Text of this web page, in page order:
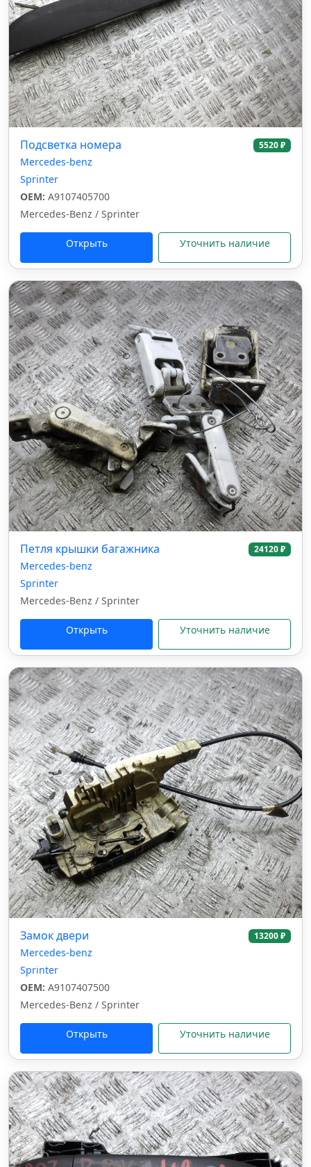
Подсветка номера 5520 ₽
Mercedes-benz
Sprinter
OEM: A9107405700
Mercedes-Benz / Sprinter
Открыть Уточнить наличие
Петля крышки багажника 24120 ₽
Mercedes-benz
Sprinter
Mercedes-Benz / Sprinter
Открыть Уточнить наличие
Замок двери 13200 ₽
Mercedes-benz
Sprinter
OEM: A9107407500
Mercedes-Benz / Sprinter
Открыть Уточнить наличие